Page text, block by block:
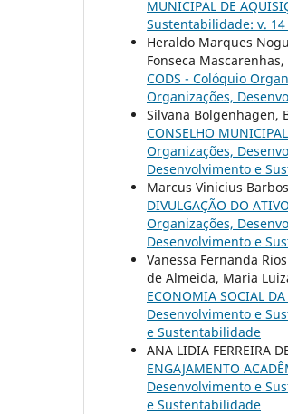
MUNICIPAL DE
Sustentabilidade: v.
Heraldo Marques
Fonseca Mascarenhas,
CODS - Colóquio
Organizações,
Silvana Bolgenhagen,
CONSELHO
Organizações,
Desenvolvimento e
Marcus Vinicius
DIVULGAÇÃO DO
Organizações,
Desenvolvimento e
Vanessa Fernanda
de Almeida, Maria
ECONOMIA SOCIAL
Desenvolvimento e
e Sustentabilidade
ANA LIDIA FERREIRA
ENGAJAMENTO
Desenvolvimento e
e Sustentabilidade